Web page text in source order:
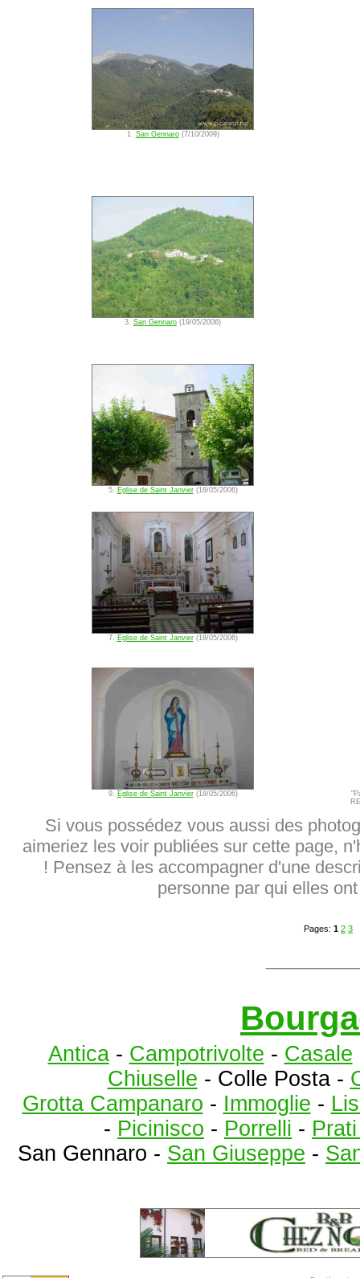
1. San Gennaro(7/10/2009)
3. San Gennaro (19/05/2006)
5. Eglise de Saint Janvier(18/05/2006)
7. Eglise de Saint Janvier(18/05/2006)
9. Eglise de Saint Janvier(18/05/2006)
Si vous possédez vous aussi des
aimeriez les voir publiées sur cette page,
! Pensez à les accompagner d'une
personne par qui elles
Pages: 1 2 3
Antica- Campotrivolte - Casale
Chiuselle - Colle Posta -
Grotta Campanaro - Immoglie -
- Picinisco - Porrelli -
San Gennaro - San Giuseppe -